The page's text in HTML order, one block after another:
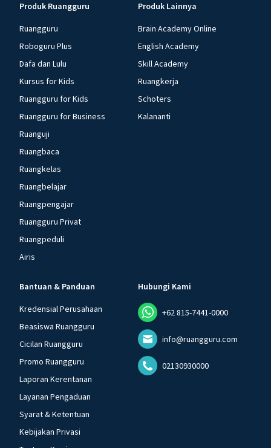
Produk Ruangguru
Ruangguru
Roboguru Plus
Dafa dan Lulu
Kursus for Kids
Ruangguru for Kids
Ruangguru for Business
Ruanguji
Ruangbaca
Ruangkelas
Ruangbelajar
Ruangpengajar
Ruangguru Privat
Ruangpeduli
Airis
Produk Lainnya
Brain Academy Online
English Academy
Skill Academy
Ruangkerja
Schoters
Kalananti
Bantuan & Panduan
Kredensial Perusahaan
Beasiswa Ruangguru
Cicilan Ruangguru
Promo Ruangguru
Laporan Kerentanan
Layanan Pengaduan
Syarat & Ketentuan
Kebijakan Privasi
Hubungi Kami
+62 815-7441-0000
info@ruangguru.com
02130930000